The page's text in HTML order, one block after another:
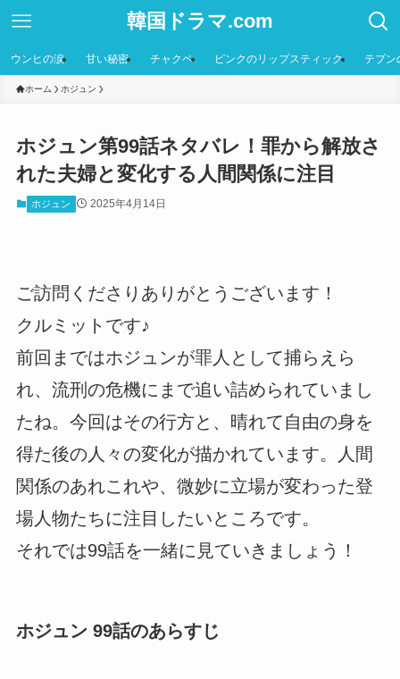
韓国ドラマ.com
ウンヒの涙 甘い秘密 チャクペ ピンクのリップスティック テプン
ホーム ホジュン
ホジュン第99話ネタバレ！罪から解放さ
れた夫婦と変化する人間関係に注目
ホジュン 2025年4月14日
ご訪問くださりありがとうございます！
クルミットです♪
前回まではホジュンが罪人として捕らえら
れ、流刑の危機にまで追い詰められていまし
たね。今回はその行方と、晴れて自由の身を
得た後の人々の変化が描かれています。人間
関係のあれこれや、微妙に立場が変わった登
場人物たちに注目したいところです。
それでは99話を一緒に見ていきましょう！
ホジュン 99話のあらすじ